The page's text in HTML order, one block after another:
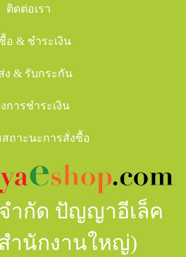
ติดต่อเรา
อ & ชำระเงิน
ง & รับกระกัน
การชำระเงิน
ถาะนะการสั่งซื้อ
ำกัด ปัญญาอีเล็ค
ำนักงานใหญ่)